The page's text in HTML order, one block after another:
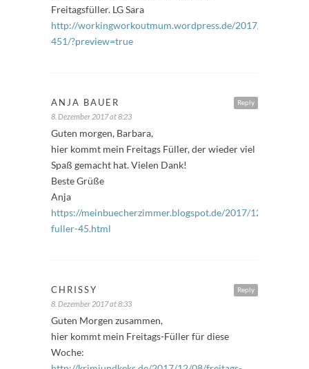
Freitagsfüller. LG Sara
http://workingworkoutmum.wordpress.de/2017/12/08/
451/?preview=true
Reply
ANJA BAUER
8. Dezember 2017 at 8:23
Guten morgen, Barbara,
hier kommt mein Freitags Füller, der wieder viel
Spaß gemacht hat. Vielen Dank!
Beste Grüße
Anja
https://meinbuecherzimmer.blogspot.de/2017/12/freitags-
fuller-45.html
Reply
CHRISSY
8. Dezember 2017 at 8:33
Guten Morgen zusammen,
hier kommt mein Freitags-Füller für diese
Woche: